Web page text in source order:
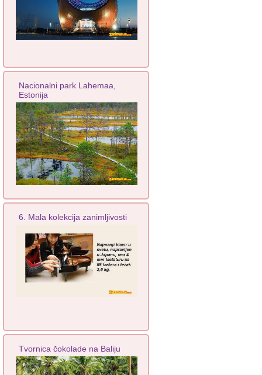
Nacionalni park Lahemaa,
Estonija
6. Mala kolekcija zanimljivosti
Tvornica čokolade na Baliju